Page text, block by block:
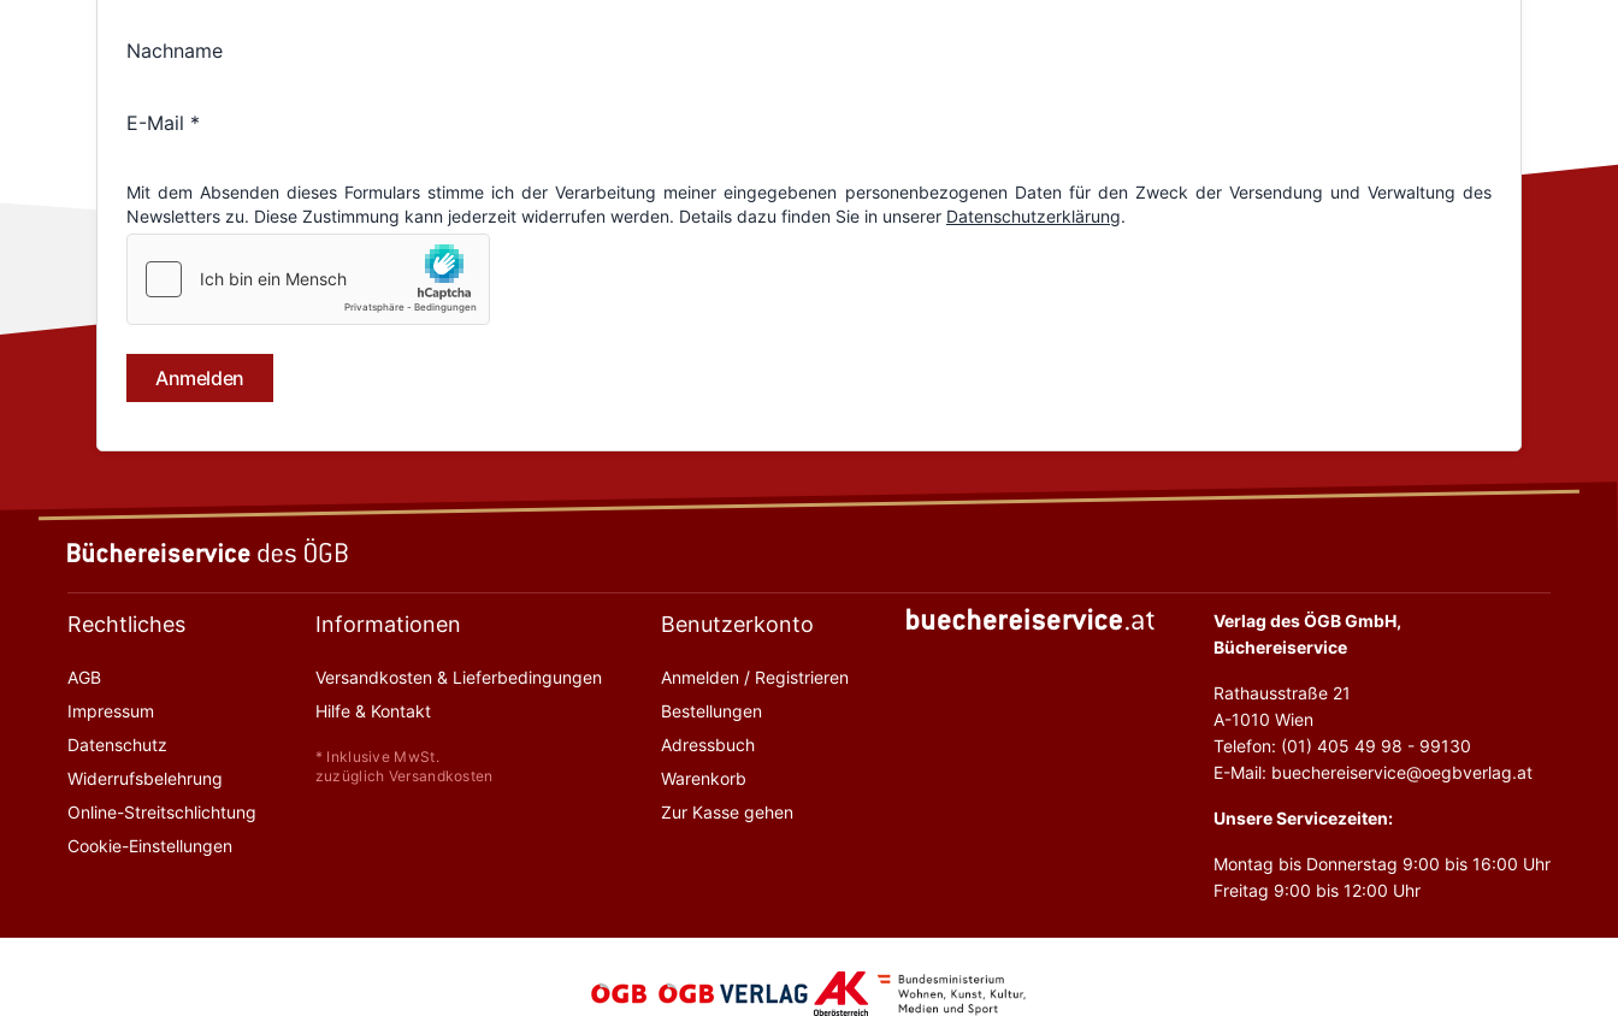
Rechtliches
AGB
Impressum
Datenschutz
Widerrufsbelehrung
Online-Streitschlichtung
Cookie-Einstellungen
Informationen
Versandkosten & Lieferbedingungen
Hilfe & Kontakt
* Inklusive MwSt.
zuzüglich Versandkosten
Benutzerkonto
Anmelden / Registrieren
Bestellungen
Adressbuch
Warenkorb
Zur Kasse gehen
Verlag des ÖGB GmbH,
Büchereiservice
Rathausstraße 21
A-1010 Wien
Telefon: (01) 405 49 98 - 99130
E-Mail: buechereiservice@oegbverlag.at
Unsere Servicezeiten:
Montag bis Donnerstag 9:00 bis 16:00 Uhr
Freitag 9:00 bis 12:00 Uhr